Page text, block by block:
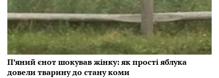
П’яний єнот шокував жінку: як прості яблука
довели тварину до стану коми